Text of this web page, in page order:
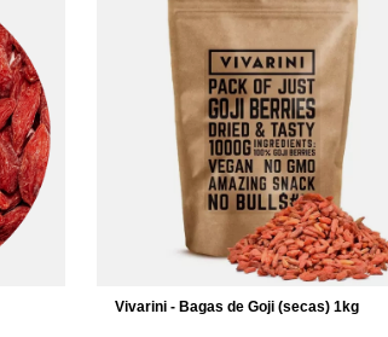
Vivarini - Bagas de Goji (secas) 1kg